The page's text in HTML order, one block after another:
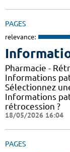
PAGES
relevance:
Pharmacie -
Informations
Sélectionnez
Informations
rétrocession ?
18/05/2026 16:04
PAGES